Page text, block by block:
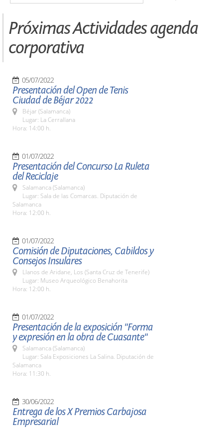
Próximas Actividades agenda
corporativa
05/07/2022
Presentación del Open de Tenis
Ciudad de Béjar 2022
Béjar (Salamanca)
Lugar: La Cerrallana
Hora: 14:00 h.
01/07/2022
Presentación del Concurso La Ruleta
del Reciclaje
Salamanca (Salamanca)
Lugar: Sala de las Comarcas. Diputación de
Salamanca
Hora: 12:00 h.
01/07/2022
Comisión de Diputaciones, Cabildos y
Consejos Insulares
Llanos de Aridane, Los (Santa Cruz de Tenerife)
Lugar: Museo Arqueológico Benahorita
Hora: 12:00 h.
01/07/2022
Presentación de la exposición "Forma
y expresión en la obra de Cuasante"
Salamanca (Salamanca)
Lugar: Sala Exposiciones La Salina. Diputación de
Salamanca
Hora: 11:30 h.
30/06/2022
Entrega de los X Premios Carbajosa
Empresarial